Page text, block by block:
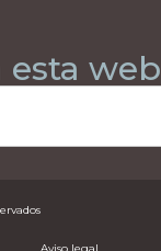
esta web